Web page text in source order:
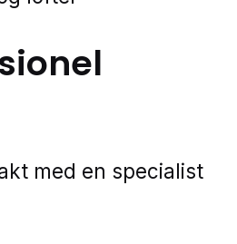
med en specialist